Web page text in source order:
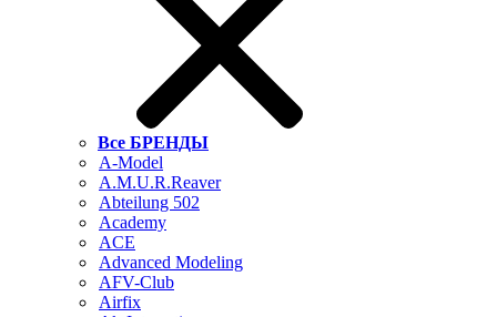
Все БРЕНДЫ
A-Model
A.M.U.R.Reaver
Abteilung 502
Academy
ACE
Advanced Modeling
AFV-Club
Airfix